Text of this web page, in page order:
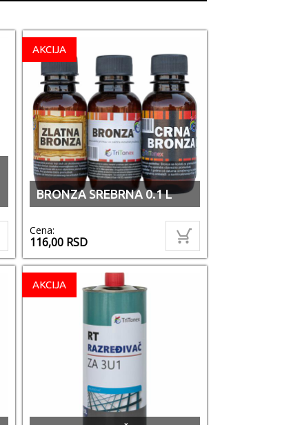
AKCIJA
BRONZA SREBRNA 0.1 L
Cena:
116,00 RSD
AKCIJA